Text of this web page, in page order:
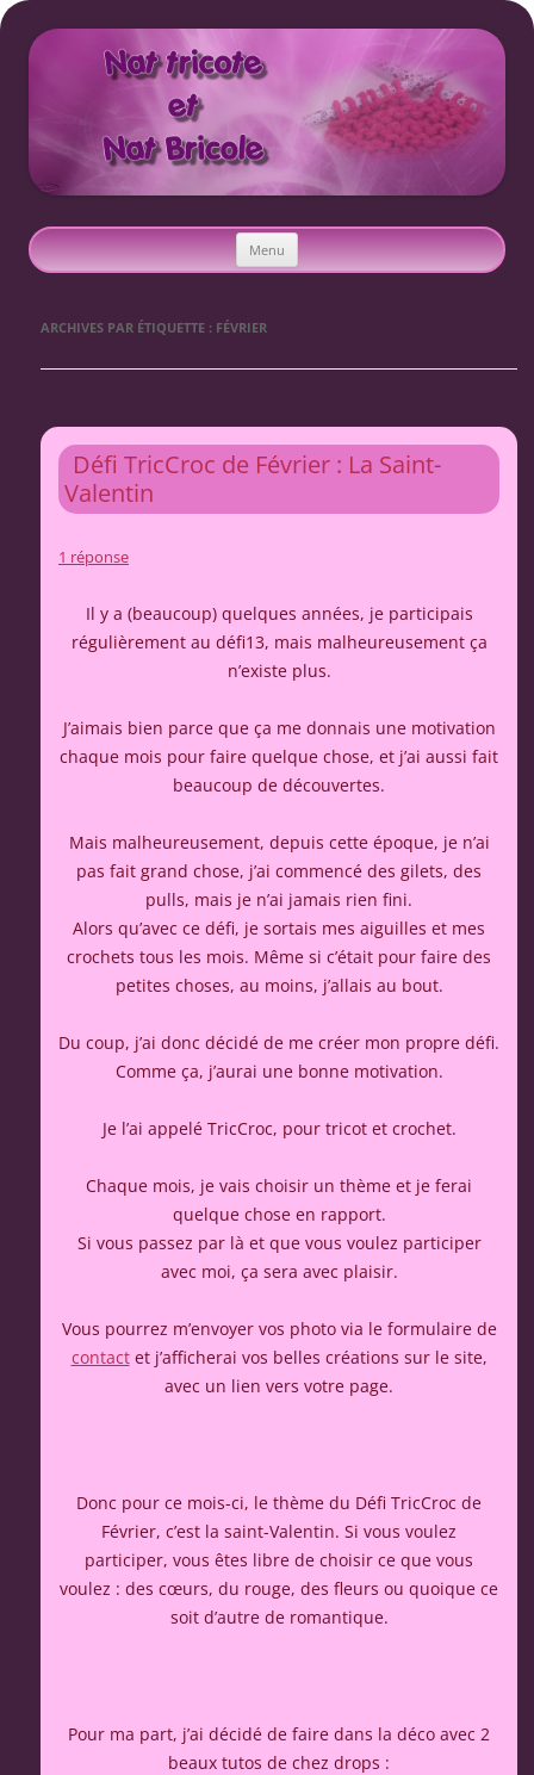
Menu Aller
au
contenu
ARCHIVES PAR ÉTIQUETTE : FÉVRIER
Défi TricCroc de Février : La Saint-
Valentin
1 réponse
Il y a (beaucoup) quelques années, je participais
régulièrement au défi13, mais malheureusement ça
n’existe plus.
J’aimais bien parce que ça me donnais une motivation
chaque mois pour faire quelque chose, et j’ai aussi fait
beaucoup de découvertes.
Mais malheureusement, depuis cette époque, je n’ai
pas fait grand chose, j’ai commencé des gilets, des
pulls, mais je n’ai jamais rien fini.
Alors qu’avec ce défi, je sortais mes aiguilles et mes
crochets tous les mois. Même si c’était pour faire des
petites choses, au moins, j’allais au bout.
Du coup, j’ai donc décidé de me créer mon propre défi.
Comme ça, j’aurai une bonne motivation.
Je l’ai appelé TricCroc, pour tricot et crochet.
Chaque mois, je vais choisir un thème et je ferai
quelque chose en rapport.
Si vous passez par là et que vous voulez participer
avec moi, ça sera avec plaisir.
Vous pourrez m’envoyer vos photo via le formulaire de
contactet j’afficherai vos belles créations sur le site,
avec un lien vers votre page.
Donc pour ce mois-ci, le thème du Défi TricCroc de
Février, c’est la saint-Valentin. Si vous voulez
participer, vous êtes libre de choisir ce que vous
voulez : des cœurs, du rouge, des fleurs ou quoique ce
soit d’autre de romantique.
Pour ma part, j’ai décidé de faire dans la déco avec 2
beaux tutos de chez drops :